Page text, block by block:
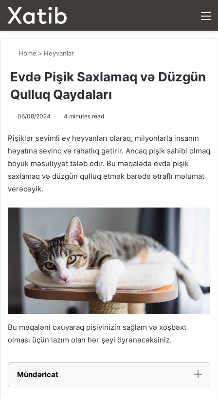
Home > Heyvanlar
Evdə Pişik Saxlamaq və Düzgün
Qulluq Qaydaları
06/08/2024 4 minutes read
Pişiklər sevimli ev heyvanları olaraq, milyonlarla insanın
həyatına sevinc və rahatlıq gətirir. Ancaq pişik sahibi olmaq
böyük məsuliyyət tələb edir. Bu məqalədə evdə pişik
saxlamaq və düzgün qulluq etmək barədə ətraflı məlumat
verəcəyik.
Bu məqaləni oxuyaraq pişiyinizin sağlam və xoşbəxt
olması üçün lazım olan hər şeyi öyrənəcəksiniz.
Mündəricat